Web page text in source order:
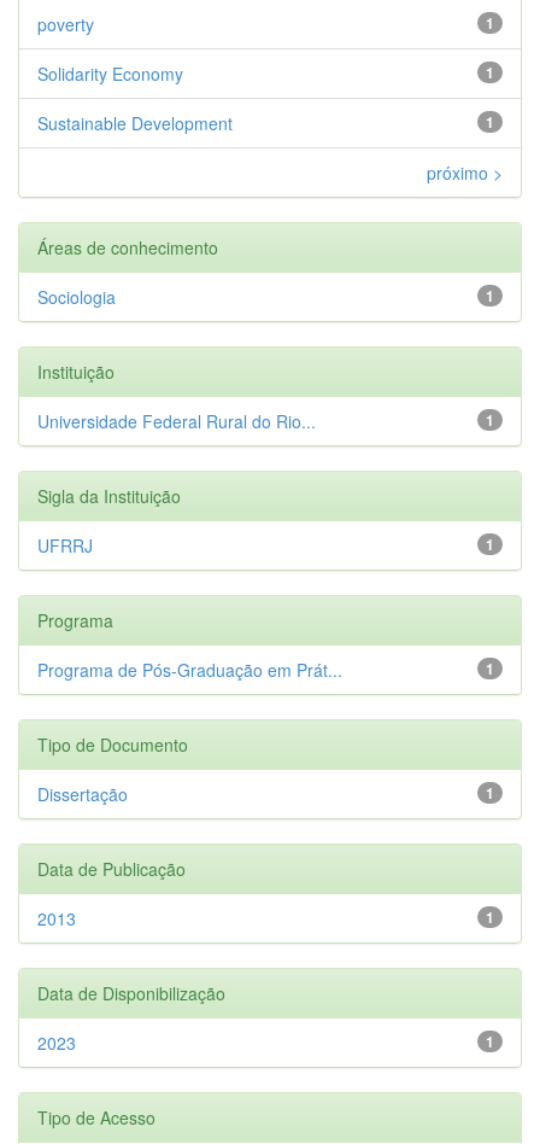
1
poverty
1
Solidarity Economy
1
Sustainable Development
próximo >
Áreas de conhecimento
1
Sociologia
Instituição
1
Universidade Federal Rural do Rio...
Sigla da Instituição
1
UFRRJ
Programa
1
Programa de Pós-Graduação em Prát...
Tipo de Documento
1
Dissertação
Data de Publicação
1
2013
Data de Disponibilização
1
2023
Tipo de Acesso